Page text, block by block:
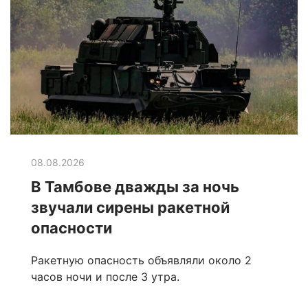
08.08.2026
В Тамбове дважды за ночь
звучали сирены ракетной
опасности
Ракетную опасность объявляли около 2
часов ночи и после 3 утра.